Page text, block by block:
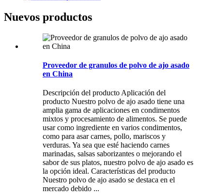
Nuevos productos
Proveedor de granulos de polvo de ajo asado
en China
Descripción del producto Aplicación del
producto Nuestro polvo de ajo asado tiene una
amplia gama de aplicaciones en condimentos
mixtos y procesamiento de alimentos. Se puede
usar como ingrediente en varios condimentos,
como para asar carnes, pollo, mariscos y
verduras. Ya sea que esté haciendo carnes
marinadas, salsas saborizantes o mejorando el
sabor de sus platos, nuestro polvo de ajo asado es
la opción ideal. Características del producto
Nuestro polvo de ajo asado se destaca en el
mercado debido ...